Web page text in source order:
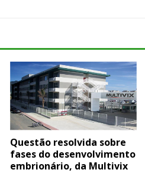
Questão resolvida sobre
fases do desenvolvimento
embrionário, da Multivix